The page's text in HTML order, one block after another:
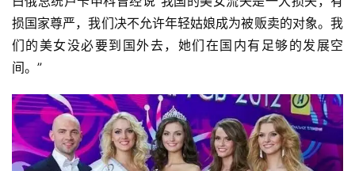
损国家尊严，我们决不允许年轻姑娘成为被贩卖的对象。我
们的美女没必要到国外去，她们在国内有足够的发展空
间。”